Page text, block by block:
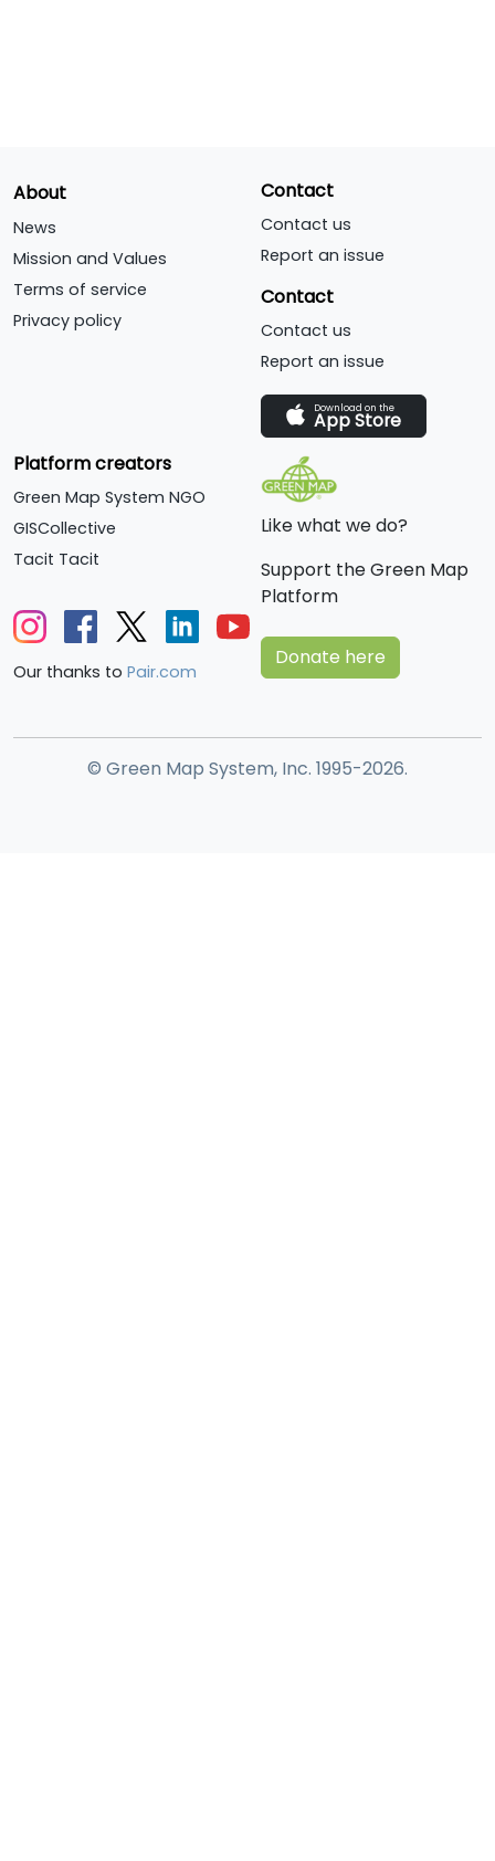
About
News
Mission and Values
Terms of service
Privacy policy
Contact
Contact us
Report an issue
Contact
Contact us
Report an issue
Download on the
App Store
Platform creators
Green Map System NGO
GISCollective
Tacit Tacit
Our thanks to Pair.com
Like what we do?
Support the Green Map
Platform
Donate here
© Green Map System, Inc. 1995-2026.